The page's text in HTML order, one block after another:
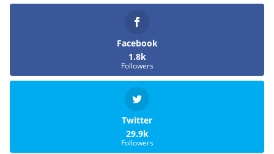
Facebook
1.8k
Followers
Twitter
29.9k
Followers